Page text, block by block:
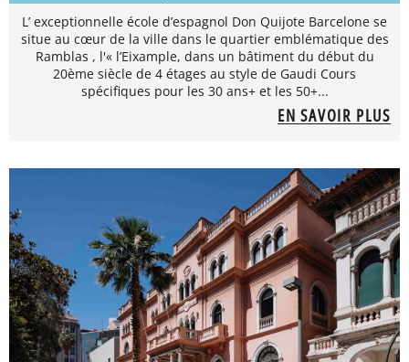
L’ exceptionnelle école d’espagnol Don Quijote Barcelone se
situe au cœur de la ville dans le quartier emblématique des
Ramblas , l'« l’Eixample, dans un bâtiment du début du
20ème siècle de 4 étages au style de Gaudi Cours
spécifiques pour les 30 ans+ et les 50+...
EN SAVOIR PLUS